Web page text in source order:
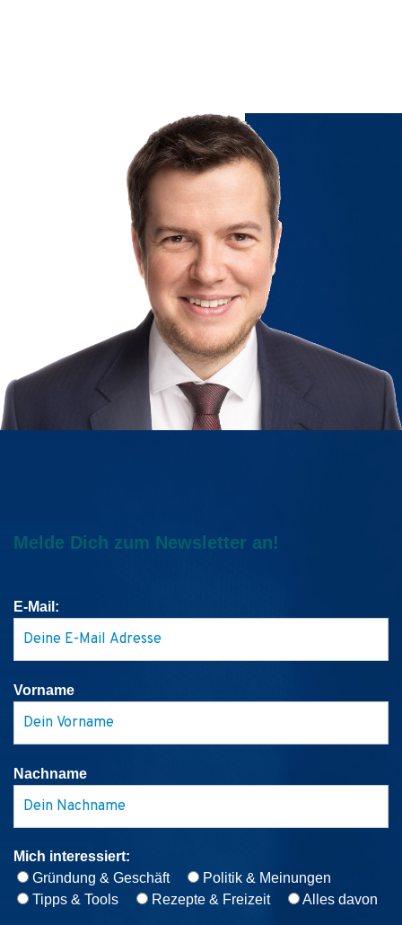
Melde Dich zum Newsletter an!
E-Mail:
Vorname
Nachname
Mich interessiert:
Gründung & Geschäft
Politik & Meinungen
Tipps & Tools
Rezepte & Freizeit Alles davon